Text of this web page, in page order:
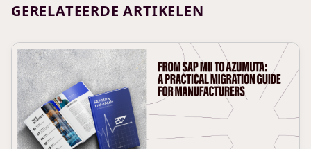
GERELATEERDE ARTIKELEN